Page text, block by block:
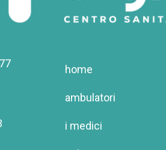
home
ambulatori
i medici